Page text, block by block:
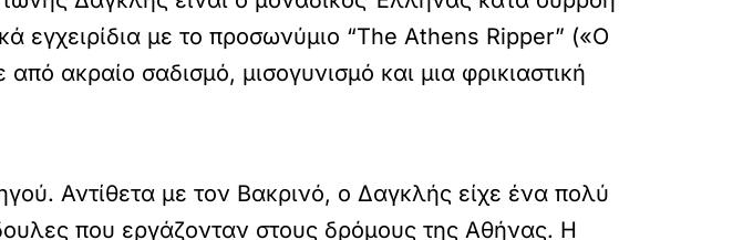
εγχειρίδια με το προσωνύμιο “The Athens Ripper” («Ο
ακραίο σαδισμό, μισογυνισμό και μια φρικιαστική
Αντίθετα με τον Βακρινό, ο Δαγκλής είχε ένα πολύ
που εργάζονταν στους δρόμους της Αθήνας. Η